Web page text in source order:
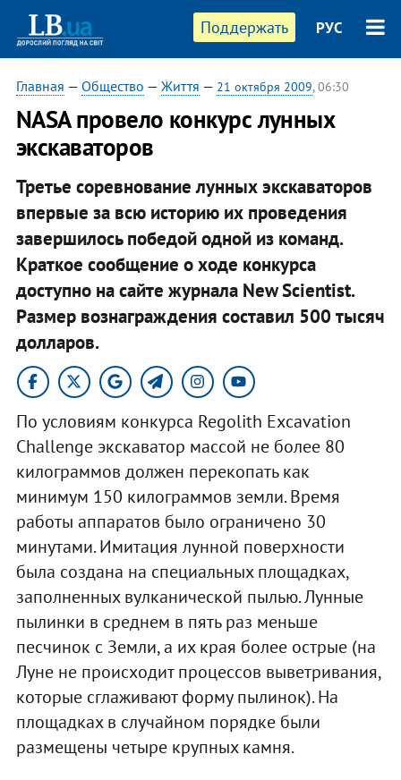
Поддержать РУС
Главная — Общество — Життя — 21 октября 2009, 06:30
NASA провело конкурс лунных
экскаваторов
Третье соревнование лунных экскаваторов
впервые за всю историю их проведения
завершилось победой одной из команд.
Краткое сообщение о ходе конкурса
доступно на сайте журнала New Scientist.
Размер вознаграждения составил 500 тысяч
долларов.
По условиям конкурса Regolith Excavation
Challenge экскаватор массой не более 80
килограммов должен перекопать как
минимум 150 килограммов земли. Время
работы аппаратов было ограничено 30
минутами. Имитация лунной поверхности
была создана на специальных площадках,
заполненных вулканической пылью. Лунные
пылинки в среднем в пять раз меньше
песчинок с Земли, а их края более острые (на
Луне не происходит процессов выветривания,
которые сглаживают форму пылинок). На
площадках в случайном порядке были
размещены четыре крупных камня.